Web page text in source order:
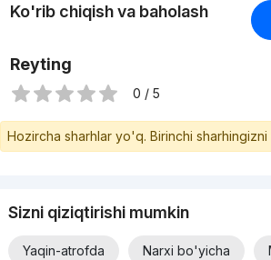
Ko'rib chiqish va baholash
Reyting
0 / 5
Hozircha sharhlar yo'q. Birinchi
Sizni qiziqtirishi mumkin
Yaqin-atrofda Narxi bo'yicha